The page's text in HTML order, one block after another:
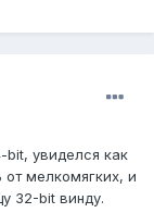
bit, увиделся как
мелкомягких, и
32-bit винду.